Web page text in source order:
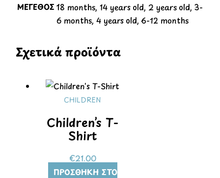
ΜΕΓΕΘΟΣ 18 months, 14 years old, 2 years old, 3-
6 months, 4 years old, 6-12 months
Σχετικά προϊόντα
CHILDREN
Children’s T-
Shirt
€21.00
ΠΡΟΣΘΉΚΗ ΣΤΟ